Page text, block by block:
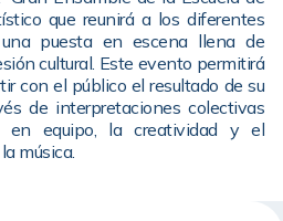
que reunirá a los diferentes
puesta en escena llena de
cultural. Este evento permitirá
con el público el resultado de su
de interpretaciones colectivas
en equipo, la creatividad y el
música.